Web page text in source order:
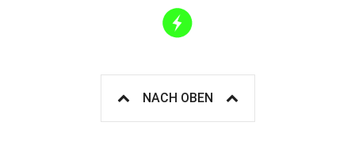
NACH OBEN